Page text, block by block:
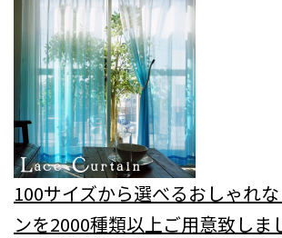
100サイズから選べるおしゃれ
ンを2000種類以上ご用意致しま